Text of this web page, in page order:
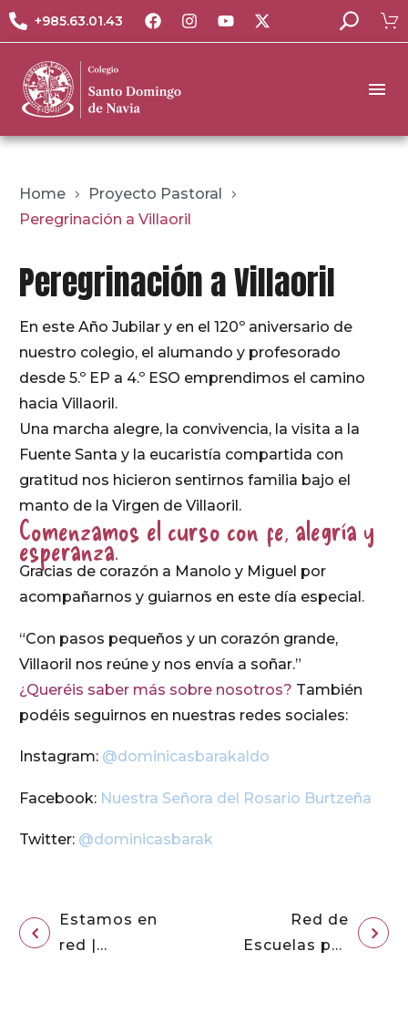
+985.63.01.43
Home
Proyecto Pastoral
Peregrinación a Villaoril
Peregrinación a Villaoril
En este Año Jubilar y en el 120º aniversario de
nuestro colegio, el alumando y profesorado
desde 5.º EP a 4.º ESO emprendimos el camino
hacia Villaoril.
Una marcha alegre, la convivencia, la visita a la
Fuente Santa y la eucaristía compartida con
gratitud nos hicieron sentirnos familia bajo el
manto de la Virgen de Villaoril.
Comenzamos el curso con fe, alegría y
esperanza.
Gracias de corazón a Manolo y Miguel por
acompañarnos y guiarnos en este día especial.
“Con pasos pequeños y un corazón grande,
Villaoril nos reúne y nos envía a soñar.”
¿Queréis saber más sobre nosotros? También
podéis seguirnos en nuestras redes sociales:
Instagram: @dominicasbarakaldo
Facebook: Nuestra Señora del Rosario Burtzeña
Twitter: @dominicasbarak
Estamos en
red |
Red de
Escuelas por